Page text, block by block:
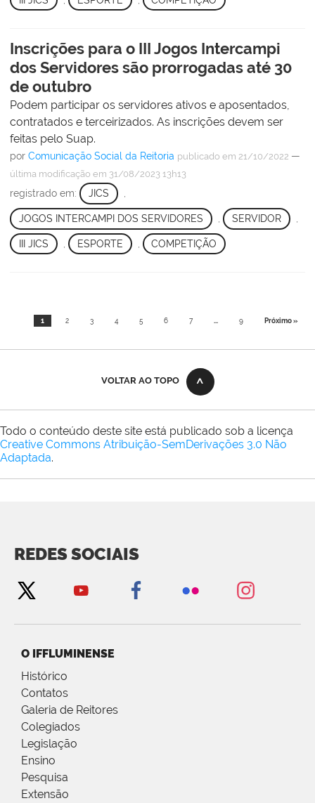
Inscrições para o III Jogos Intercampi
dos Servidores são prorrogadas até 30
de outubro
Podem participar os servidores ativos e aposentados,
contratados e terceirizados. As inscrições devem ser
feitas pelo Suap.
por Comunicação Social da Reitoria publicado em 21/10/2022 —
última modificação em 31/08/2023 13h13
registrado em: JICS ,
JOGOS INTERCAMPI DOS SERVIDORES SERVIDOR
III JICS ESPORTE COMPETIÇÃO
1 2 3 4 5 6 7 ... 9 Próximo »
VOLTAR AO TOPO
Todo o conteúdo deste site está publicado sob a licença
Creative Commons Atribuição-SemDerivações 3.0 Não
Adaptada.
REDES SOCIAIS
O IFFLUMINENSE
Histórico
Contatos
Galeria de Reitores
Colegiados
Legislação
Ensino
Pesquisa
Extensão